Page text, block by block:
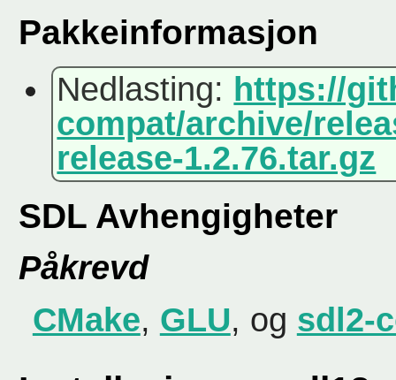
Pakkeinformasjon
Nedlasting: https://
compat/archive/
release-1.2.76.tar.gz
SDL Avhengigheter
Påkrevd
CMake, GLU, og sdl2-